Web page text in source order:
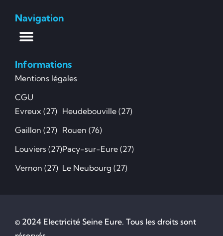
Navigation
Informations
Mentions légales
CGU
Evreux (27)
Gaillon (27)
Louviers (27)
Vernon (27)
Heudebouville (27)
Rouen (76)
Pacy-sur-Eure (27)
Le Neubourg (27)
© 2024 Electricité Seine Eure. Tous les droits sont